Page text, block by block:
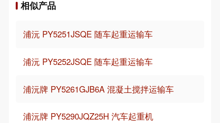
相似产品
浦沅 PY5251JSQE 随车起重运输车
浦沅 PY5252JSQE 随车起重运输车
浦沅牌 PY5261GJB6A 混凝土搅拌运输车
浦沅牌 PY5290JQZ25H 汽车起重机